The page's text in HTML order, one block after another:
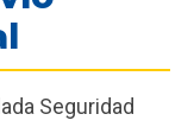
Seguridad